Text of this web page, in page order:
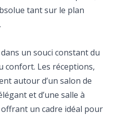
tant sur le plan
un souci constant du
confort. Les réceptions,
autour d’un salon de
et d’une salle à
un cadre idéal pour